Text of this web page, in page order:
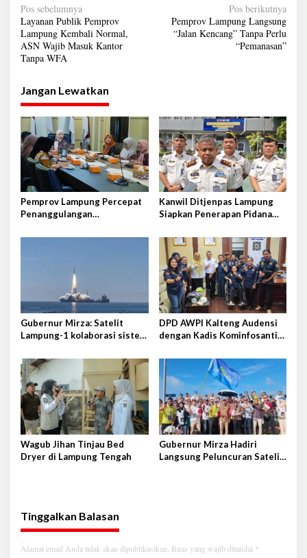
N
a
v
g
a
s
i
p
o
s
Pos sebelumnya
Layanan Publik Pemprov
Lampung Kembali Normal,
ASN Wajib Masuk Kantor
Tanpa WFA
Pos berikutnya
Pemprov Lampung Langsung
“Jalan Kencang” Tanpa Perlu
“Pemanasan”
Jangan Lewatkan
Pemprov Lampung Percepat
Penanggulangan
Kanwil Ditjenpas Lampung
Siapkan Penerapan Pidana
Gubernur Mirza: Satelit
Lampung-1 kolaborasi sister
DPD AWPI Kalteng Audensi
dengan Kadis Kominfosantik
Rencana Kongnas II AWPI se-
Indonesia
Wagub Jihan Tinjau Bed
Dryer di Lampung Tengah
Gubernur Mirza Hadiri
Langsung Peluncuran Satelit
Tinggalkan Balasan
Alamat email Anda tidak akan dipublikasikan. Ruas yang wajib ditandai *